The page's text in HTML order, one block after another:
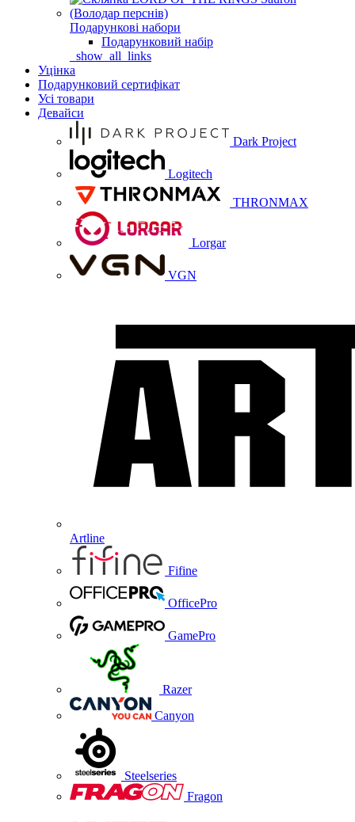
Подарункові набори
Подарунковий набір
_show_all_links
Уцінка
Подарунковий сертифікат
Усі товари
Девайси
Dark Project
Logitech
THRONMAX
Lorgar
VGN
Artline
Fifine
OfficePro
GamePro
Razer
Canyon
Steelseries
Fragon